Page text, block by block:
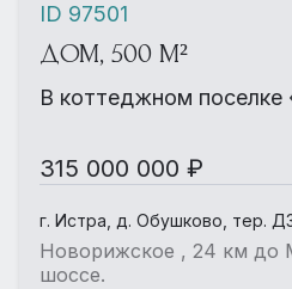
ДОМ, 500 М²
В коттеджном
315 000 000 ₽
г. Истра, д. Обушково, тер.
Новорижское , 24 км
шоссе.
ID 97501